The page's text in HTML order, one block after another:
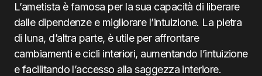
L’ametista è famosa per la sua capacità di liberare
dalle dipendenze e migliorare l’intuizione. La pietra
di luna, d’altra parte, è utile per affrontare
cambiamenti e cicli interiori, aumentando l’intuizione
e facilitando l’accesso alla saggezza interiore.